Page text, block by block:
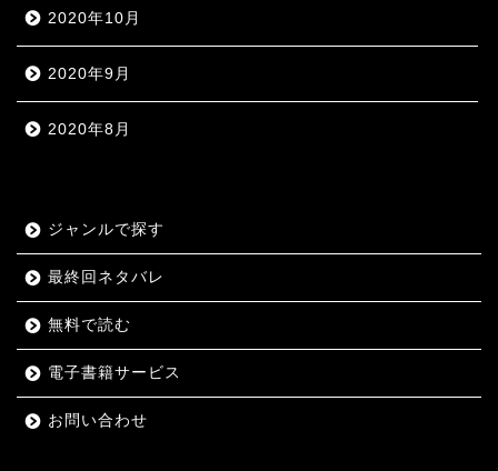
2020年10月
2020年9月
2020年8月
ジャンルで探す
最終回ネタバレ
無料で読む
電子書籍サービス
お問い合わせ